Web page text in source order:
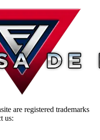
are registered trademarks
us: